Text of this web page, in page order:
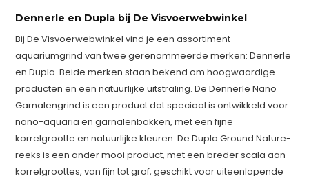
Dennerle en Dupla bij De Visvoerwebwinkel
Bij De Visvoerwebwinkel vind je een assortiment
aquariumgrind van twee gerenommeerde merken: Dennerle
en Dupla. Beide merken staan bekend om hoogwaardige
producten en een natuurlijke uitstraling. De Dennerle Nano
Garnalengrind is een product dat speciaal is ontwikkeld voor
nano-aquaria en garnalenbakken, met een fijne
korrelgrootte en natuurlijke kleuren. De Dupla Ground Nature-
reeks is een ander mooi product, met een breder scala aan
korrelgroottes, van fijn tot grof, geschikt voor uiteenlopende